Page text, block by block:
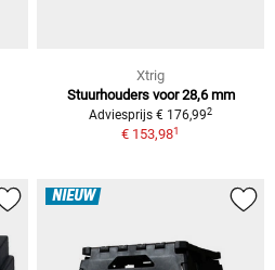
Xtrig
Stuurhouders voor 28,6 mm
Adviesprijs € 176,992
€ 153,981
NIEUW